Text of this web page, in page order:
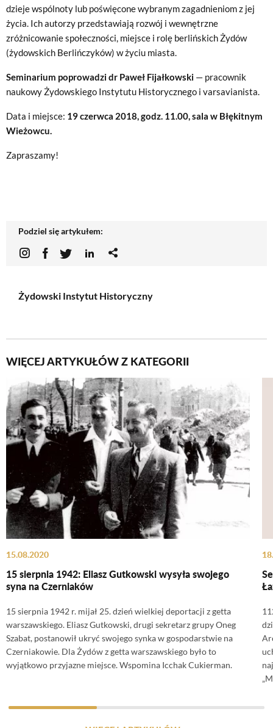
dzieje wspólnoty lub poświęcone wybranym zagadnieniom z jej
życia. Ich autorzy przedstawiają rozwój i wewnętrzne
zróżnicowanie społeczności, miejsce i rolę berlińskich Żydów
(żydowskich Berlińczyków) w życiu miasta.
Seminarium poprowadzi dr Paweł Fijałkowski — pracownik
naukowy Żydowskiego Instytutu Historycznego i varsavianista.
Data i miejsce: 19 czerwca 2018, godz. 11.00, sala w Błękitnym
Wieżowcu.
Zapraszamy!
Podziel się artykułem:
Żydowski Instytut Historyczny
WIĘCEJ ARTYKUŁÓW Z KATEGORII
15.08.2020
15 sierpnia 1942: Eliasz Gutkowski wysyła swojego
syna na Czerniaków
15 sierpnia 1942 r. mijał 25. dzień wielkiej deportacji z getta
warszawskiego. Eliasz Gutkowski, drugi sekretarz grupy Oneg
Szabat, postanowił ukryć swojego synka w gospodarstwie na
Czerniakowie. Dla Żydów z getta warszawskiego było to
wyjątkowo przyjazne miejsce. Wspomina Icchak Cukierman.